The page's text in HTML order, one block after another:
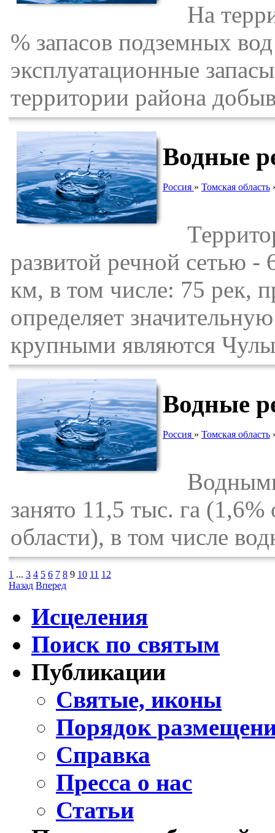
На
% запасов подземных
эксплуатационные
территории района
Водные
Россия » Томская область
развитой речной сетью
км, в том числе: 75 рек,
определяет
крупными являются
Водные
Россия » Томская область
Водными
занято 11,5 тыс. га
области), в том числе
1 ... 3 4 5 6 7 8 9 10 11 12
Назад Вперед
Исцеления
Поиск по святым
Публикации
Святые, иконы
Порядок
Справка
Пресса о нас
Статьи